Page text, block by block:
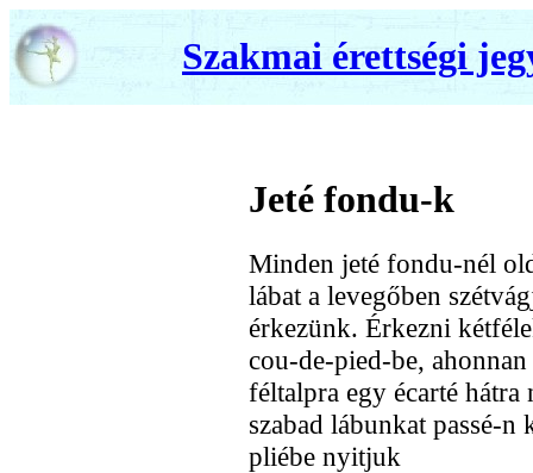
Szakmai érettségi
Jeté fondu-k
Minden jeté fondu-nél
lábat a levegőben
érkezünk. Érkezni
cou-de-pied-be,
féltalpra egy écarté
szabad lábunkat passé-
pliébe nyitjuk